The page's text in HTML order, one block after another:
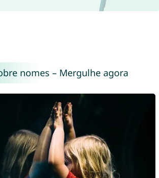
nomes – Mergulhe agora